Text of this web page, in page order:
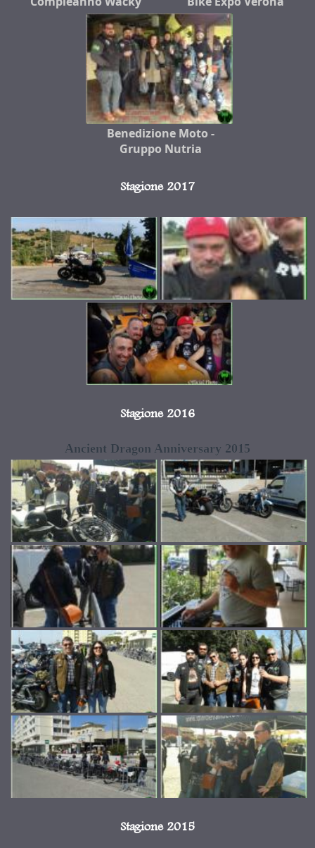
Benedizione Moto -
Gruppo Nutria
Stagione 2017
Stagione 2016
Ancient Dragon Anniversary 2015
Stagione 2015